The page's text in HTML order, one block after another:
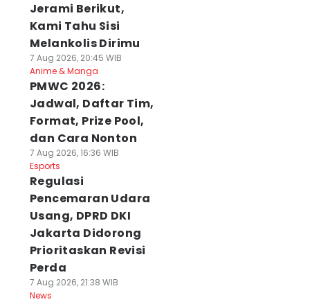
Jerami Berikut,
Kami Tahu Sisi
Melankolis Dirimu
7 Aug 2026, 20:45 WIB
Anime & Manga
PMWC 2026:
Jadwal, Daftar Tim,
Format, Prize Pool,
dan Cara Nonton
7 Aug 2026, 16:36 WIB
Esports
Regulasi
Pencemaran Udara
Usang, DPRD DKI
Jakarta Didorong
Prioritaskan Revisi
Perda
7 Aug 2026, 21:38 WIB
News